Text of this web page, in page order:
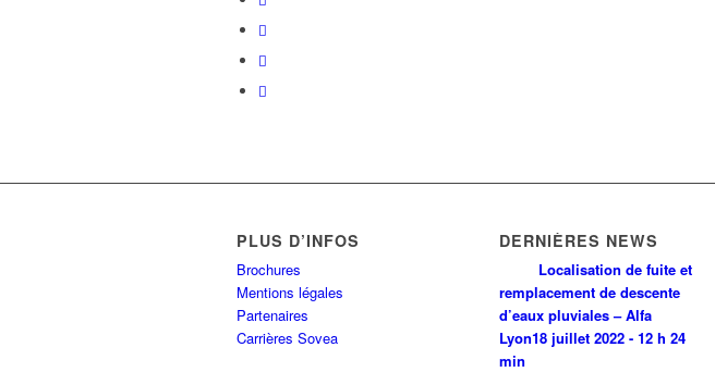
PLUS D’INFOS
Brochures
Mentions légales
Partenaires
Carrières Sovea
DERNIÈRES NEWS
Localisation de fuite et
remplacement de descente
d’eaux pluviales – Alfa
Lyon18 juillet 2022 - 12 h 24
min